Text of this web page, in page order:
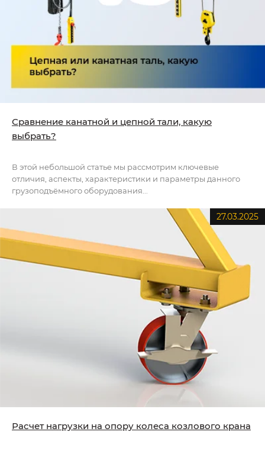
Сравнение канатной и цепной тали, какую
выбрать?
В этой небольшой статье мы рассмотрим ключевые
отличия, аспекты, характеристики и параметры данного
грузоподъёмного оборудования...
27.03.2025
Расчет нагрузки на опору колеса козлового крана